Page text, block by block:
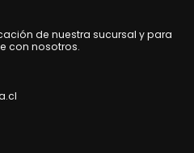
de nuestra sucursal y para
con nosotros.